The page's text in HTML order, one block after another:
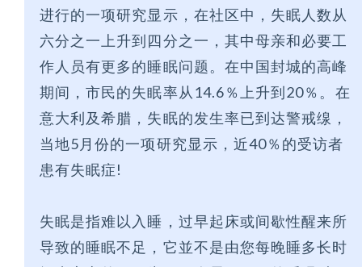
进行的一项研究显示，在社区中，失眠人数从
六分之一上升到四分之一，其中母亲和必要工
作人员有更多的睡眠问题。在中国封城的高峰
期间，市民的失眠率从14.6％上升到20％。在
意大利及希腊，失眠的发生率已到达警戒缐，
当地5月份的一项研究显示，近40％的受访者
患有失眠症!
失眠是指难以入睡，过早起床或间歇性醒来所
导致的睡眠不足，它並不是由您每晚睡多长时